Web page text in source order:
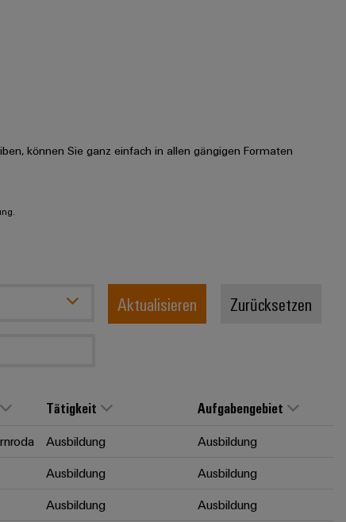
können Sie ganz einfach in allen gängigen Formaten
Zurücksetzen
Aktualisieren
Tätigkeit Aufgabengebiet
Ausbildung
Ausbildung
Ausbildung
Ausbildung
Ausbildung
Ausbildung